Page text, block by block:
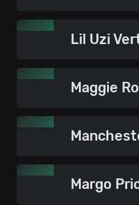
Lil Uzi
Maggie
Margo